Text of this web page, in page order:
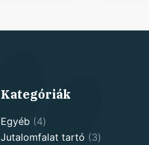
Kategóriák
Egyéb 44
products
Jutalomfalat tartó 33